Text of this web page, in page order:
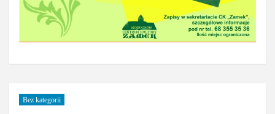
Bez kategorii